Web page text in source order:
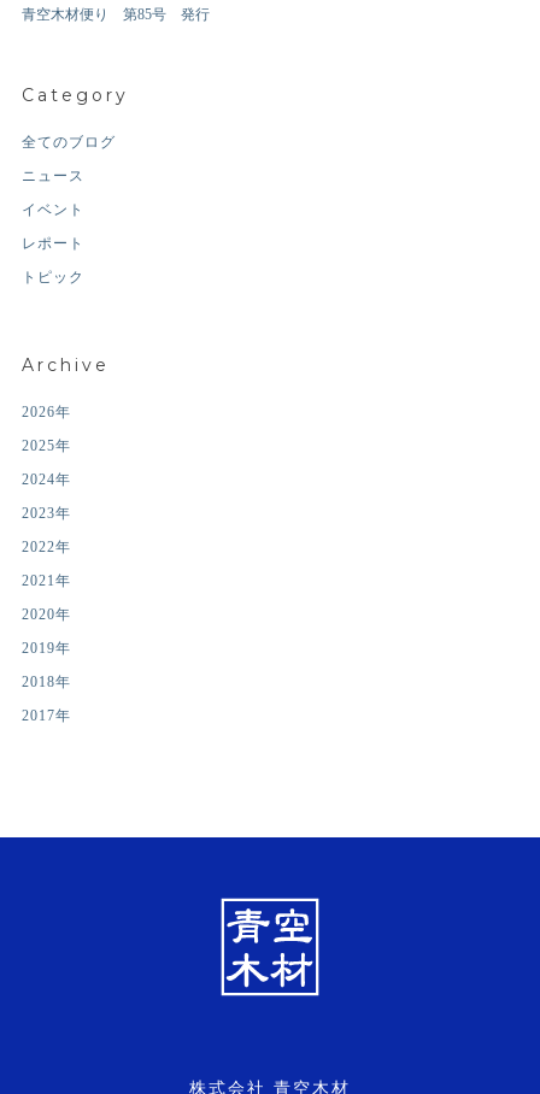
青空木材便り 第85号 発行
Category
全てのブログ
ニュース
イベント
レポート
トピック
Archive
2026年
2025年
2024年
2023年
2022年
2021年
2020年
2019年
2018年
2017年
株式会社 青空木材